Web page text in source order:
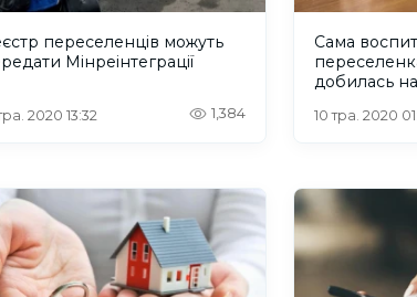
переселенців можуть
Мінреінтеграції
2020 13:32 1,384
Сама
добилась
10 тра. 2020